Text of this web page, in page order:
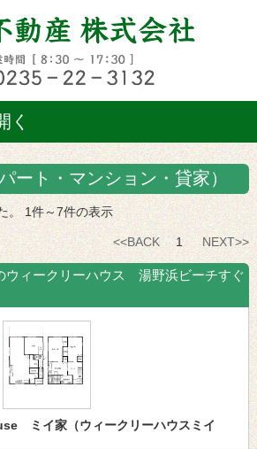
く
ート・マンション・貸家）
。 1件～7件の表示
<<BACK1NEXT>>
ウィークリーハウス 湯野浜ビーチすぐ
ミイ家（ウィークリーハウスミイ